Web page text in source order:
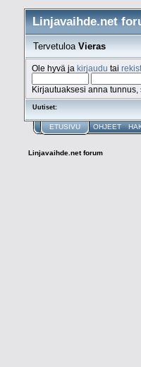
Linjavaihde.net
TervetuloaVieras
Ole hyvä ja kirjaudu tai
Kirjautuaksesi anna
Uutiset:
ETUSIVU OHJEET
Linjavaihde.net forum